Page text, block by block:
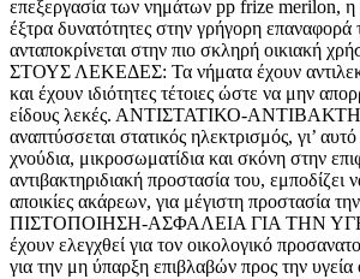
επεξεργασία των νημάτων pp frize merilon, η
έξτρα δυνατότητες στην γρήγορη επαναφορά
ανταποκρίνεται στην πιο σκληρή οικιακή
ΣΤΟΥΣ ΛΕΚΕΔΕΣ: Τα νήματα έχουν
και έχουν ιδιότητες τέτοιες ώστε να μην
είδους λεκές. ΑΝΤΙΣΤΑΤΙΚΟ-
αναπτύσσεται στατικός ηλεκτρισμός, γι’ αυτό
χνούδια, μικροσωματίδια και σκόνη στην
αντιβακτηριδιακή προστασία του, εμποδίζει
αποικίες ακάρεων, για μέγιστη προστασία
ΠΙΣΤΟΠΟΙΗΣΗ-ΑΣΦΑΛΕΙΑ ΓΙΑ ΤΗΝ
έχουν ελεγχθεί για τον οικολογικό
για την μη ύπαρξη επιβλαβών προς την